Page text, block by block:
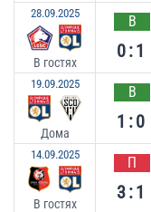
28.09.2025
В гостях
В
0:1
19.09.2025
Дома
В
1:0
14.09.2025
В гостях
П
3:1